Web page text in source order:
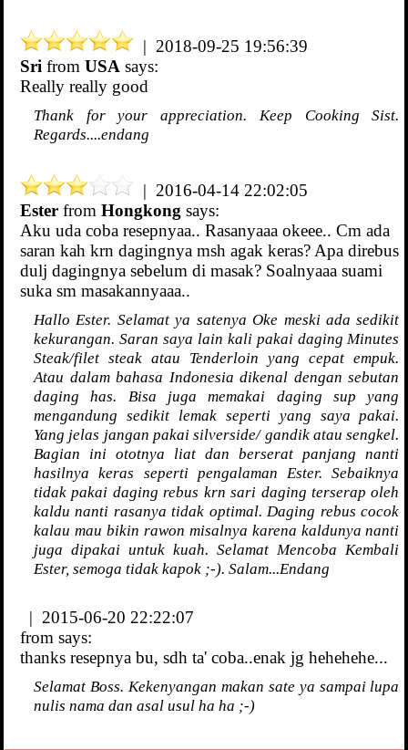
| 2018-09-25 19:56:39
Sri from USA says:
Really really good
Thank for your appreciation. Keep Cooking Sist.
Regards....endang
| 2016-04-14 22:02:05
Ester from Hongkong says:
Aku uda coba resepnyaa.. Rasanyaaa okeee.. Cm ada
saran kah krn dagingnya msh agak keras? Apa direbus
dulj dagingnya sebelum di masak? Soalnyaaa suami
suka sm masakannyaaa..
Hallo Ester. Selamat ya satenya Oke meski ada sedikit
kekurangan. Saran saya lain kali pakai daging Minutes
Steak/filet steak atau Tenderloin yang cepat empuk.
Atau dalam bahasa Indonesia dikenal dengan sebutan
daging has. Bisa juga memakai daging sup yang
mengandung sedikit lemak seperti yang saya pakai.
Yang jelas jangan pakai silverside/ gandik atau sengkel.
Bagian ini ototnya liat dan berserat panjang nanti
hasilnya keras seperti pengalaman Ester. Sebaiknya
tidak pakai daging rebus krn sari daging terserap oleh
kaldu nanti rasanya tidak optimal. Daging rebus cocok
kalau mau bikin rawon misalnya karena kaldunya nanti
juga dipakai untuk kuah. Selamat Mencoba Kembali
Ester, semoga tidak kapok ;-). Salam...Endang
| 2015-06-20 22:22:07
from says:
thanks resepnya bu, sdh ta' coba..enak jg hehehehe...
Selamat Boss. Kekenyangan makan sate ya sampai lupa
nulis nama dan asal usul ha ha ;-)